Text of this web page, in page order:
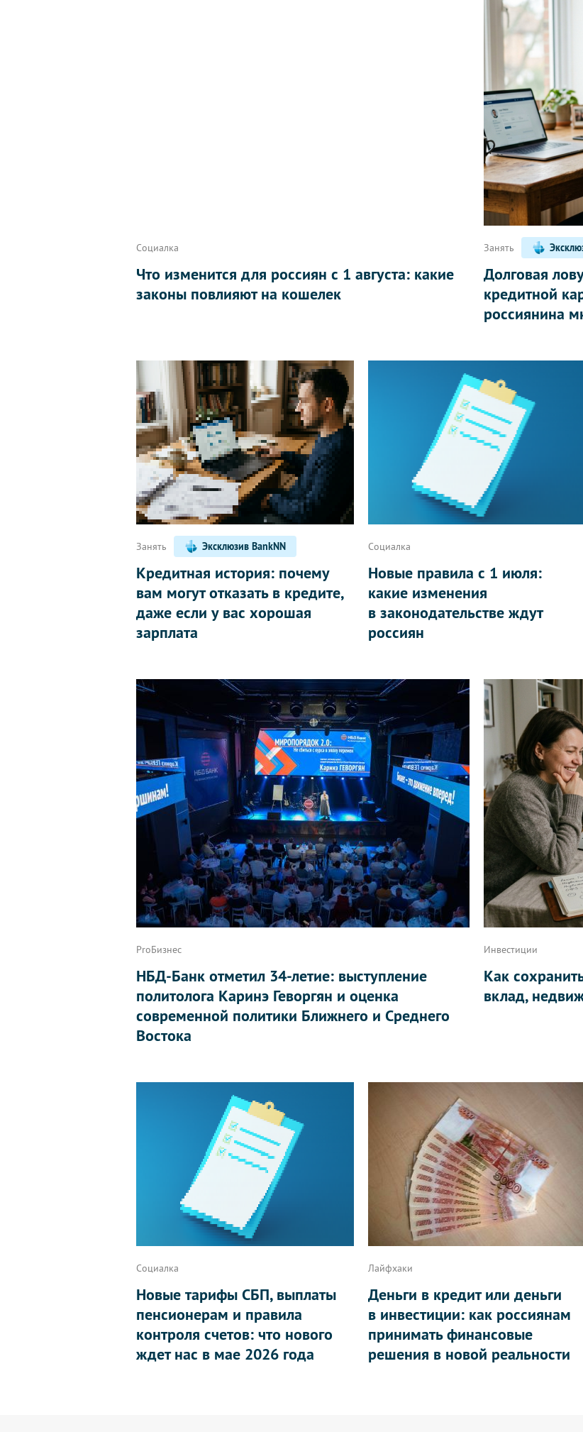
Социалка
Что изменится для россиян с 1 августа: какие
законы повлияют на кошелек
Занять
Долговая
кредитной
россиянина
Занять Эксклюзив BankNN
Кредитная история: почему
вам могут отказать в кредите,
даже если у вас хорошая
зарплата
Социалка
Новые правила с 1 июля:
какие изменения
в законодательстве ждут
россиян
ProБизнес
НБД-Банк отметил 34-летие: выступление
политолога Каринэ Геворгян и оценка
современной политики Ближнего и Среднего
Востока
Инвестиции
Как
вклад,
Социалка
Новые тарифы СБП, выплаты
пенсионерам и правила
контроля счетов: что нового
ждет нас в мае 2026 года
Лайфхаки
Деньги в кредит или деньги
в инвестиции: как россиянам
принимать финансовые
решения в новой реальности